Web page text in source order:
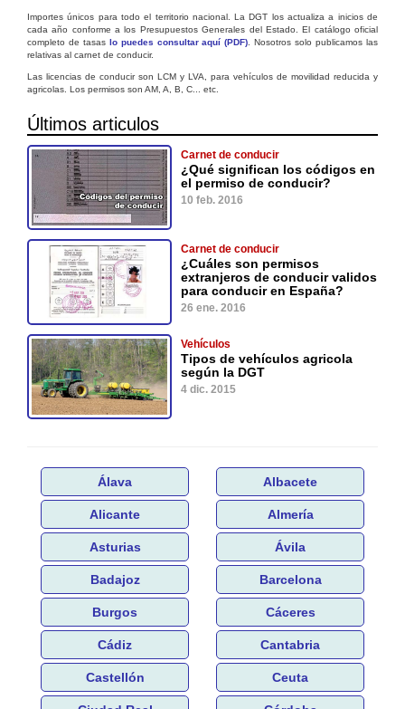
Importes únicos para todo el territorio nacional. La DGT los actualiza a inicios de
cada año conforme a los Presupuestos Generales del Estado. El catálogo oficial
completo de tasas lo puedes consultar aquí (PDF) . Nosotros solo publicamos las
relativas al carnet de conducir.
Las licencias de conducir son LCM y LVA, para vehículos de movilidad reducida y
agricolas. Los permisos son AM, A, B, C... etc.
Últimos articulos
Carnet de conducir
¿Qué significan los códigos en
el permiso de conducir?
10 feb. 2016
Carnet de conducir
¿Cuáles son permisos
extranjeros de conducir validos
para conducir en España?
26 ene. 2016
Vehículos
Tipos de vehículos agricola
según la DGT
4 dic. 2015
Álava Albacete
Alicante Almería
Asturias Ávila
Badajoz Barcelona
Burgos Cáceres
Cádiz Cantabria
Castellón Ceuta